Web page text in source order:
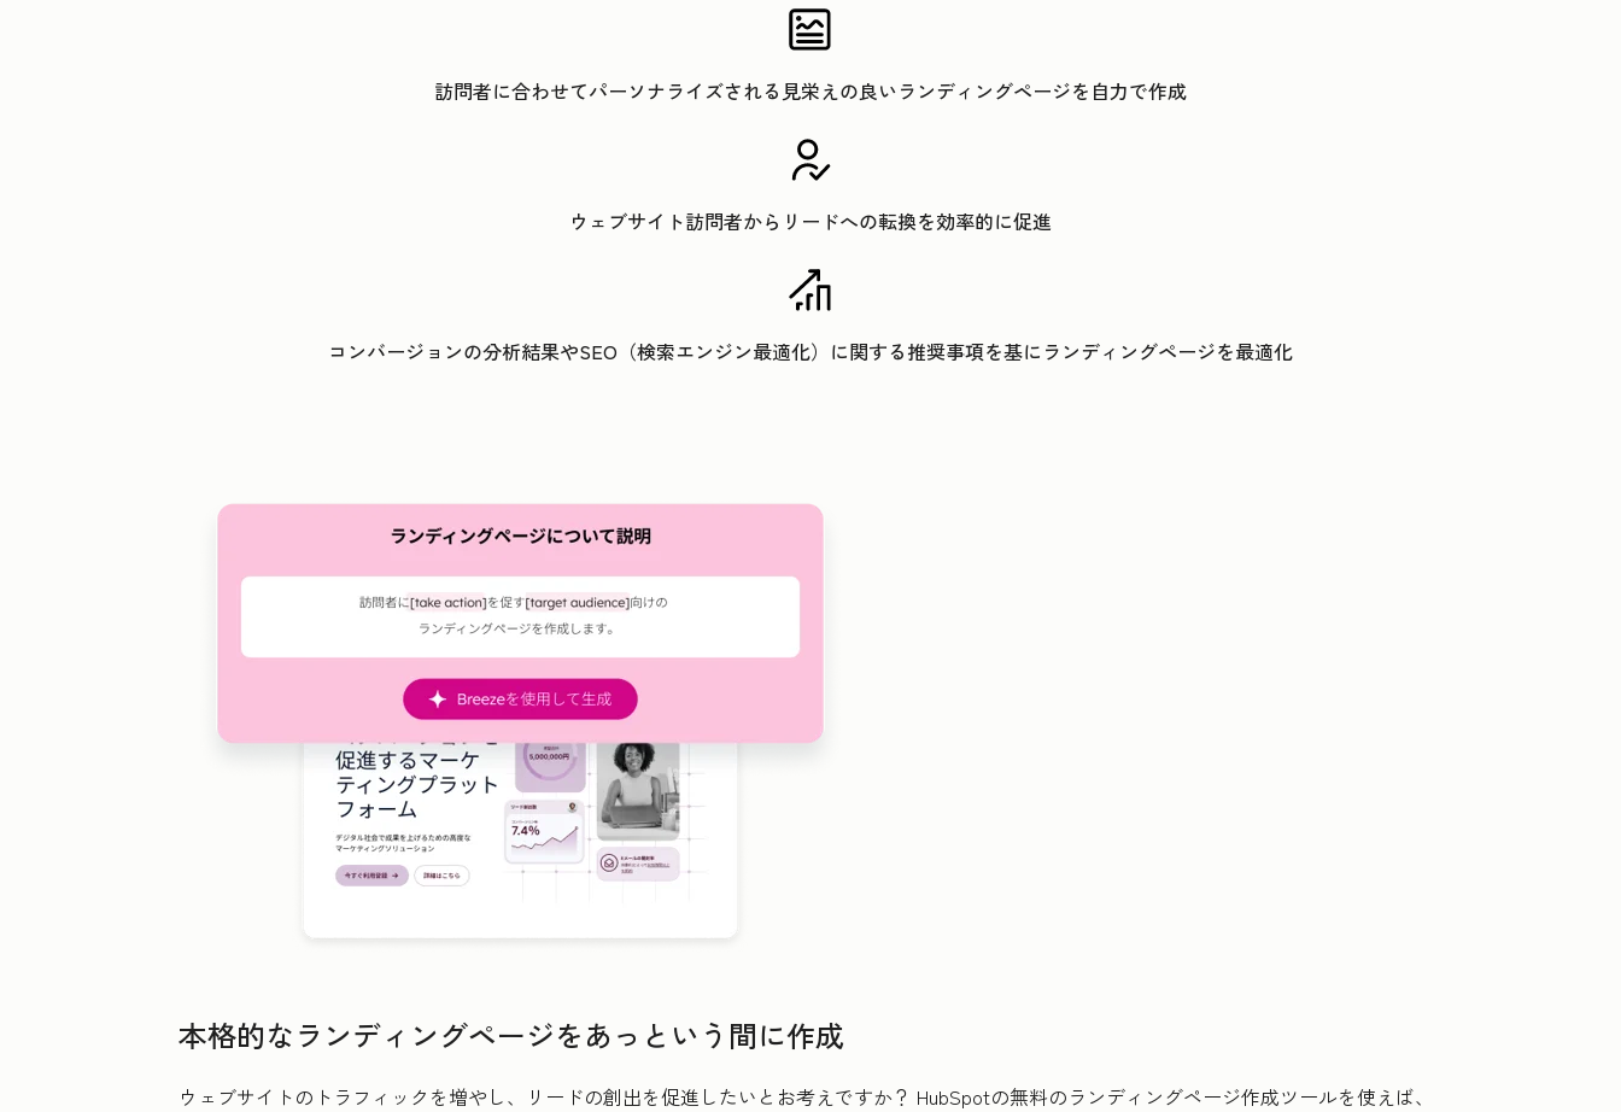
訪問者に合わせてパーソナライズされる見栄えの良いランディングページを自力で作成
ウェブサイト訪問者からリードへの転換を効率的に促進
コンバージョンの分析結果やSEO（検索エンジン最適化）に関する推奨事項を基にランディングページを最適化
本格的なランディングページをあっという間に作成
ウェブサイトのトラフィックを増やし、リードの創出を促進したいとお考えですか？ HubSpotの無料のランディングページ作成ツールを使えば、